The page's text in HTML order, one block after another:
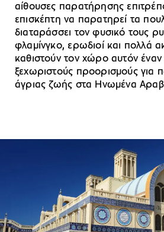
αίθουσες παρατήρησης
επισκέπτη να παρατηρεί τα
διαταράσσει τον φυσικό τους
φλαμίνγκο, ερωδιοί και πολλά
καθιστούν τον χώρο αυτόν
ξεχωριστούς προορισμούς για
άγριας ζωής στα Ηνωμένα